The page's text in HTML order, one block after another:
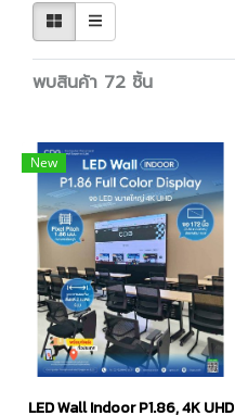
พบสินค้า 72 ชิ้น
New
LED Wall Indoor P1.86, 4K UHD